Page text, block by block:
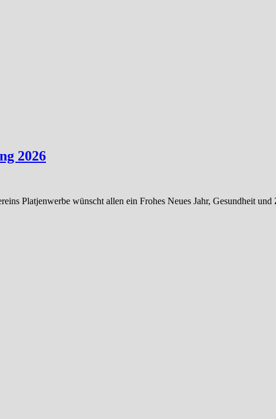
2026
Platjenwerbe wünscht allen ein Frohes Neues Jahr, Gesundheit